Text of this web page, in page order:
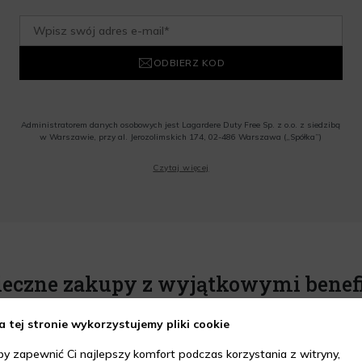
ODBIERZ KOD
Administratorem danych osobowych jest Lagardere Duty Free Sp. z o.o. z siedzibą
w Warszawie, przy al. Jerozolimskich 174, 02-486 Warszawa („Spółka”)
o.o. informacji handlowych, w tym newslettera, informacji o promocjach i
Czytaj więcej
zakupy z wyjątkowymi
tej stronie wykorzystujemy pliki cookie
zapewnić Ci najlepszy komfort podczas korzystania z witryny,